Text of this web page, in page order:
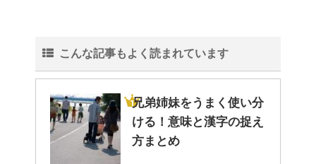
こんな記事もよく読まれています
兄弟姉妹をうまく使い分
ける！意味と漢字の捉え
方まとめ